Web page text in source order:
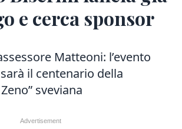
e cerca sponsor
Matteoni: l’evento
sarà il centenario della
sveviana